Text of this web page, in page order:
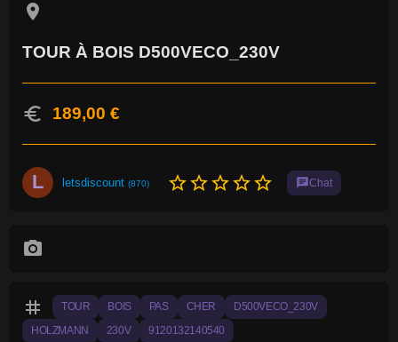
location_on
TOUR À BOIS D500VECO_230V
euro 189,00 €
L letsdiscount (870) star_borderstar_borderstar_borderstar_borderstar_border chatChat
photo_camera
tag TOUR BOIS PAS CHER D500VECO_230V
HOLZMANN 230V 9120132140540